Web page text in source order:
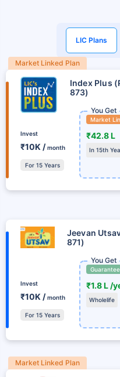
LIC Plans
Market Linked Plan
Index Plus
873)
Invest
₹10K /month
For 15 Years
You Get
Market
₹42.8 L
In 15th
Jeevan
871)
Invest
₹10K /month
For 15 Years
You Get
₹1.8 L /
Wholelife
Market Linked Plan